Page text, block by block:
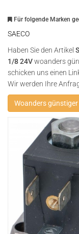
Für folgende Marken
SAECO
Haben Sie den Artikel
1/8 24Vwoanders
schicken uns einen
Wir werden Ihre
Woanders günstiger